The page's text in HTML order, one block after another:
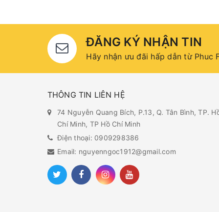
ĐĂNG KÝ NHẬN TIN
Hãy nhận ưu đãi hấp dẫn từ Phuc
THÔNG TIN LIÊN HỆ
74 Nguyễn Quang Bích, P.13, Q. Tân Bình, TP.
Chí Minh, TP Hồ Chí Minh
Điện thoại: 0909298386
Email: nguyenngoc1912@gmail.com